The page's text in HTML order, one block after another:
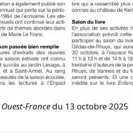
Ouest-Francedu 13 octobre 2025